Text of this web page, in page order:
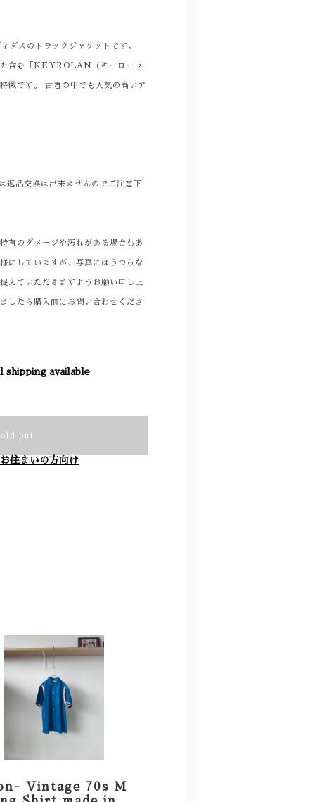
ダスのトラックジャケットです。
を含む「KEYROLAN（キーローラ
徴です。 古着の中でも人気の高いア
品交換は出来ませんのでご注意下
有のダメージや汚れがある場合もあ
にしていますが、写真にはうつらな
えていただきますようお願い申し上
したら購入前にお問い合わせくださ
available
out
住まいの方向け
Vintage 70s M